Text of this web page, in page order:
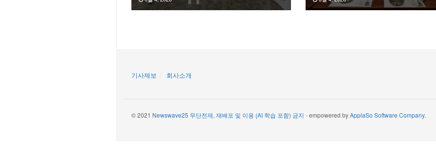
기사제보 회사소개
© 2021 Newswave25 무단전재, 재배포 및 이용 (AI 학습 포함) 금지 - empowered byApplaSo Software Company.